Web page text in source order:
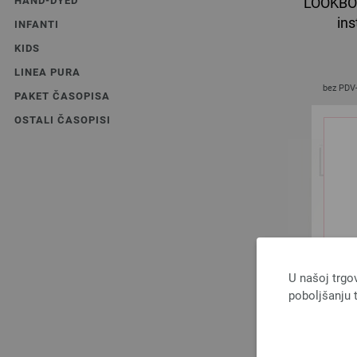
U našoj
poboljšanju
INFANTI
KIDS
LINEA PURA
PAKET ČASOPISA
OSTALI ČASOPISI
bez